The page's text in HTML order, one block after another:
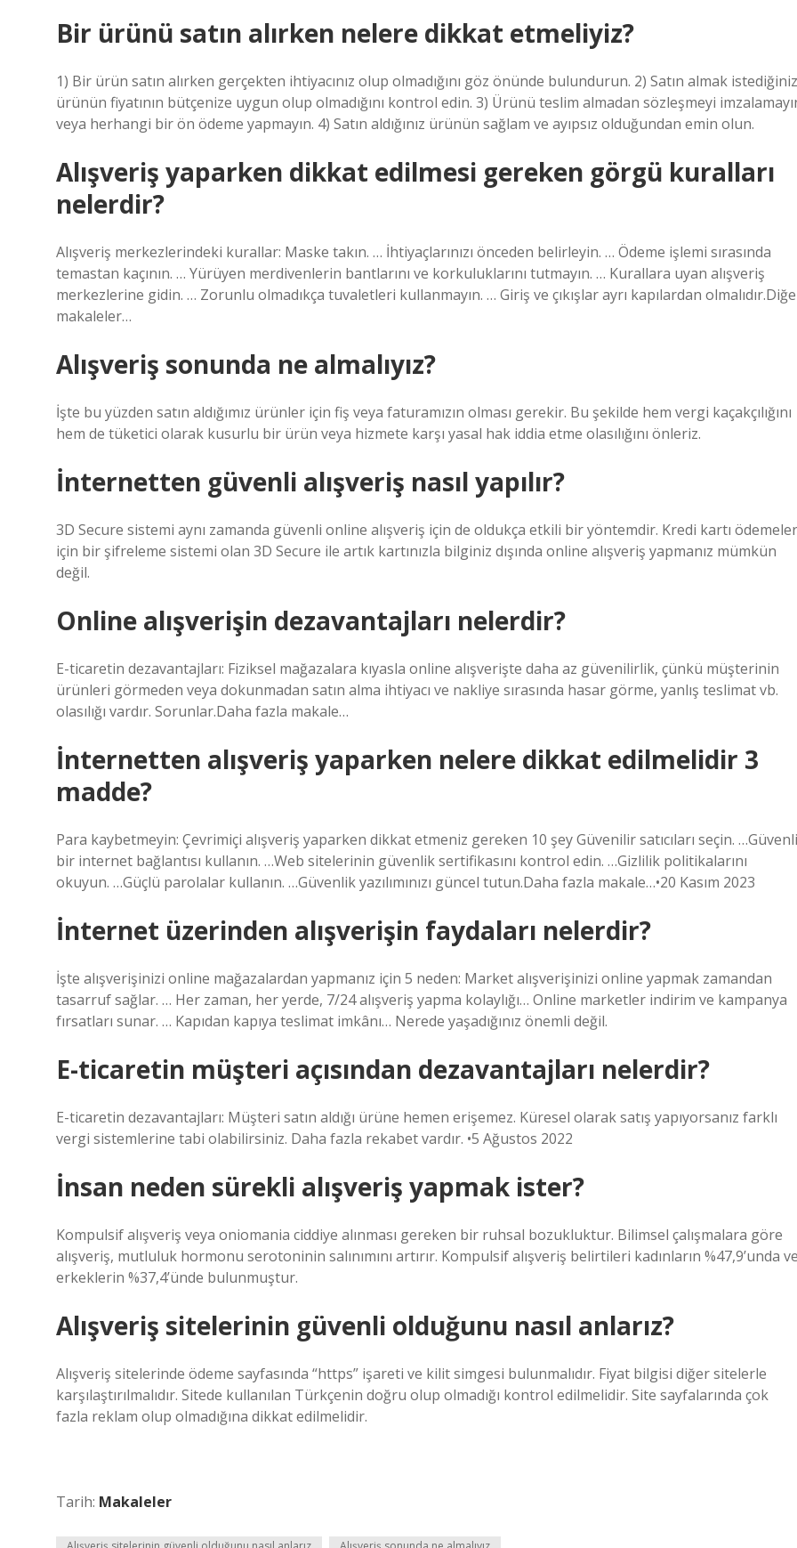
Bir ürünü satın alırken nelere dikkat etmeliyiz?
1) Bir ürün satın alırken gerçekten ihtiyacınız olup olmadığını göz önünde bulundurun. 2) Satın almak istediğiniz
ürünün fiyatının bütçenize uygun olup olmadığını kontrol edin. 3) Ürünü teslim almadan sözleşmeyi
veya herhangi bir ön ödeme yapmayın. 4) Satın aldığınız ürünün sağlam ve ayıpsız olduğundan emin olun.
Alışveriş yaparken dikkat edilmesi gereken görgü kuralları
nelerdir?
Alışveriş merkezlerindeki kurallar: Maske takın. … İhtiyaçlarınızı önceden belirleyin. … Ödeme işlemi sırasında
temastan kaçının. … Yürüyen merdivenlerin bantlarını ve korkuluklarını tutmayın. … Kurallara uyan alışveriş
merkezlerine gidin. … Zorunlu olmadıkça tuvaletleri kullanmayın. … Giriş ve çıkışlar ayrı kapılardan
makaleler…
Alışveriş sonunda ne almalıyız?
İşte bu yüzden satın aldığımız ürünler için fiş veya faturamızın olması gerekir. Bu şekilde hem vergi kaçakçılığını
hem de tüketici olarak kusurlu bir ürün veya hizmete karşı yasal hak iddia etme olasılığını önleriz.
İnternetten güvenli alışveriş nasıl yapılır?
3D Secure sistemi aynı zamanda güvenli online alışveriş için de oldukça etkili bir yöntemdir. Kredi kartı
için bir şifreleme sistemi olan 3D Secure ile artık kartınızla bilginiz dışında online alışveriş yapmanız mümkün
değil.
Online alışverişin dezavantajları nelerdir?
E-ticaretin dezavantajları: Fiziksel mağazalara kıyasla online alışverişte daha az güvenilirlik, çünkü müşterinin
ürünleri görmeden veya dokunmadan satın alma ihtiyacı ve nakliye sırasında hasar görme, yanlış teslimat vb.
olasılığı vardır. Sorunlar.Daha fazla makale…
İnternetten alışveriş yaparken nelere dikkat edilmelidir 3
madde?
Para kaybetmeyin: Çevrimiçi alışveriş yaparken dikkat etmeniz gereken 10 şey Güvenilir satıcıları seçin. …Güvenli
bir internet bağlantısı kullanın. …Web sitelerinin güvenlik sertifikasını kontrol edin. …Gizlilik politikalarını
okuyun. …Güçlü parolalar kullanın. …Güvenlik yazılımınızı güncel tutun.Daha fazla makale…•20 Kasım 2023
İnternet üzerinden alışverişin faydaları nelerdir?
İşte alışverişinizi online mağazalardan yapmanız için 5 neden: Market alışverişinizi online yapmak zamandan
tasarruf sağlar. … Her zaman, her yerde, 7/24 alışveriş yapma kolaylığı… Online marketler indirim ve kampanya
fırsatları sunar. … Kapıdan kapıya teslimat imkânı… Nerede yaşadığınız önemli değil.
E-ticaretin müşteri açısından dezavantajları nelerdir?
E-ticaretin dezavantajları: Müşteri satın aldığı ürüne hemen erişemez. Küresel olarak satış yapıyorsanız farklı
vergi sistemlerine tabi olabilirsiniz. Daha fazla rekabet vardır. •5 Ağustos 2022
İnsan neden sürekli alışveriş yapmak ister?
Kompulsif alışveriş veya oniomania ciddiye alınması gereken bir ruhsal bozukluktur. Bilimsel çalışmalara göre
alışveriş, mutluluk hormonu serotoninin salınımını artırır. Kompulsif alışveriş belirtileri kadınların %47,9’unda ve
erkeklerin %37,4’ünde bulunmuştur.
Alışveriş sitelerinin güvenli olduğunu nasıl anlarız?
Alışveriş sitelerinde ödeme sayfasında “https” işareti ve kilit simgesi bulunmalıdır. Fiyat bilgisi diğer sitelerle
karşılaştırılmalıdır. Sitede kullanılan Türkçenin doğru olup olmadığı kontrol edilmelidir. Site sayfalarında çok
fazla reklam olup olmadığına dikkat edilmelidir.
Tarih: Makaleler